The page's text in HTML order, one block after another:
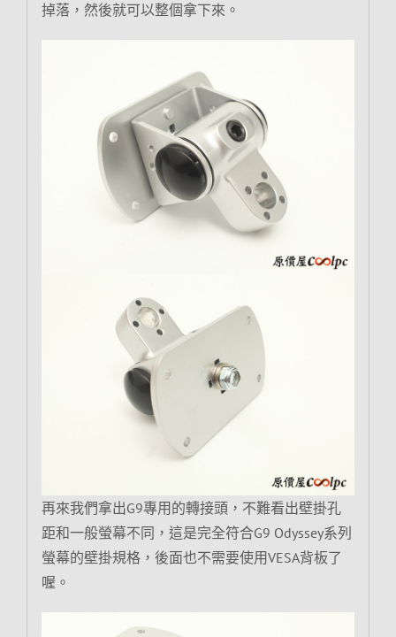
掉落，然後就可以整個拿下來。
再來我們拿出G9專用的轉接頭，不難看出壁掛孔
距和一般螢幕不同，這是完全符合G9 Odyssey系列
螢幕的壁掛規格，後面也不需要使用VESA背板了
喔。